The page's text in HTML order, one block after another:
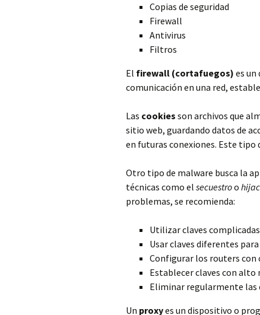
Copias de seguridad
Firewall
Antivirus
Filtros
El firewall (cortafuegos) es
comunicación en una red,
Las cookies son archivos que
sitio web, guardando datos de
en futuras conexiones. Este tipo
Otro tipo de malware busca la
técnicas como el secuestroo
problemas, se recomienda:
Utilizar claves
Usar claves diferentes
Configurar los routers con
Establecer claves con alto
Eliminar regularmente las
Un proxyes un dispositivo o